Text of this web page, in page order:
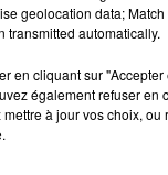
l’Application FG
une
geolocation data;
transmitted automatically.
en cliquant sur
également refuser
à jour vos choix,